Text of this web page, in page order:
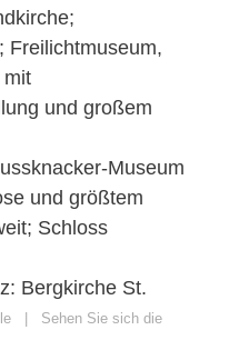
Freilichtmuseum,
mit
und großem
Museum
und größtem
Schloss
Bergkirche St.
| Sehen Sie sich die